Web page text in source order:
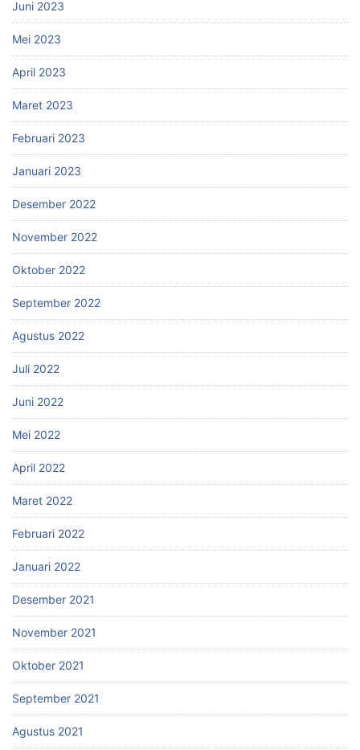
Juni 2023
Mei 2023
April 2023
Maret 2023
Februari 2023
Januari 2023
Desember 2022
November 2022
Oktober 2022
September 2022
Agustus 2022
Juli 2022
Juni 2022
Mei 2022
April 2022
Maret 2022
Februari 2022
Januari 2022
Desember 2021
November 2021
Oktober 2021
September 2021
Agustus 2021